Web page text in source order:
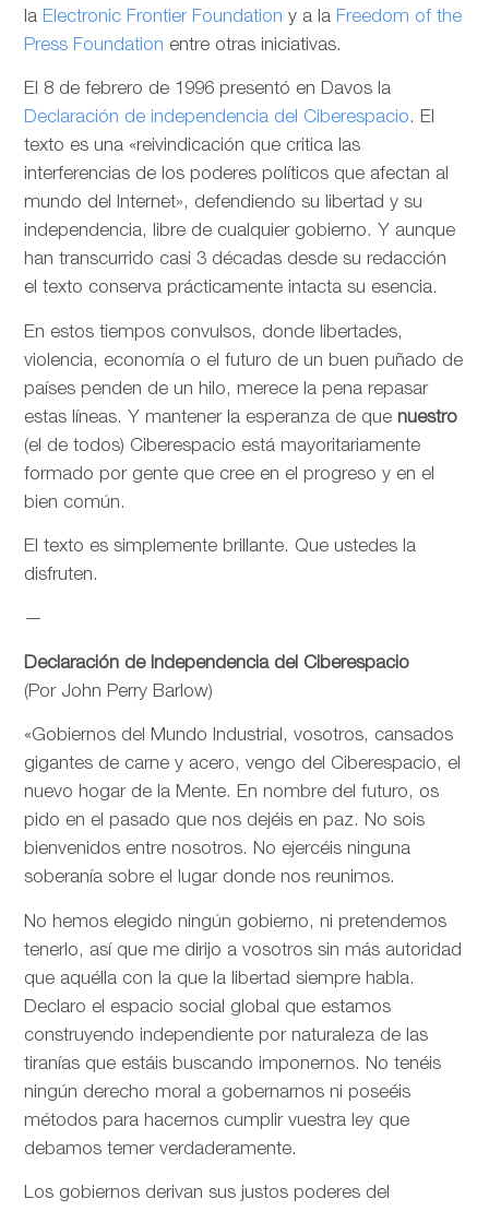
la Electronic Frontier Foundation y a la Freedom of the
Press Foundation entre otras iniciativas.
El 8 de febrero de 1996 presentó en Davos la
Declaración de independencia del Ciberespacio. El
texto es una «reivindicación que critica las
interferencias de los poderes políticos que afectan al
mundo del Internet», defendiendo su libertad y su
independencia, libre de cualquier gobierno. Y aunque
han transcurrido casi 3 décadas desde su redacción
el texto conserva prácticamente intacta su esencia.
En estos tiempos convulsos, donde libertades,
violencia, economía o el futuro de un buen puñado de
países penden de un hilo, merece la pena repasar
estas líneas. Y mantener la esperanza de que nuestro
(el de todos) Ciberespacio está mayoritariamente
formado por gente que cree en el progreso y en el
bien común.
El texto es simplemente brillante. Que ustedes la
disfruten.
—
Declaración de Independencia del Ciberespacio
(Por John Perry Barlow)
«Gobiernos del Mundo Industrial, vosotros, cansados
gigantes de carne y acero, vengo del Ciberespacio, el
nuevo hogar de la Mente. En nombre del futuro, os
pido en el pasado que nos dejéis en paz. No sois
bienvenidos entre nosotros. No ejercéis ninguna
soberanía sobre el lugar donde nos reunimos.
No hemos elegido ningún gobierno, ni pretendemos
tenerlo, así que me dirijo a vosotros sin más autoridad
que aquélla con la que la libertad siempre habla.
Declaro el espacio social global que estamos
construyendo independiente por naturaleza de las
tiranías que estáis buscando imponernos. No tenéis
ningún derecho moral a gobernarnos ni poseéis
métodos para hacernos cumplir vuestra ley que
debamos temer verdaderamente.
Los gobiernos derivan sus justos poderes del